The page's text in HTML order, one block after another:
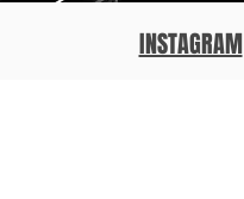
INSTAGRAM